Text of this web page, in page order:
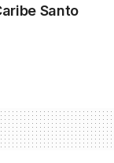
Santo